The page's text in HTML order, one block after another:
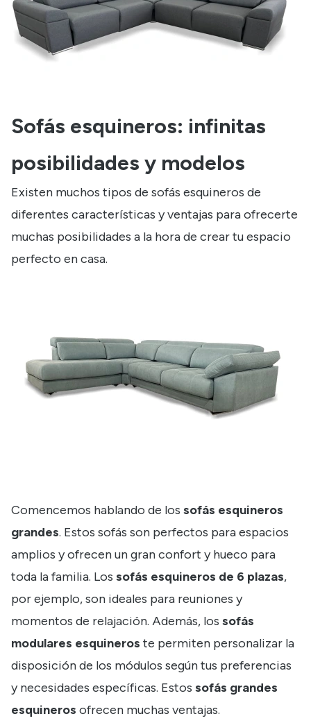
Sofás esquineros: infinitas
posibilidades y modelos
Existen muchos tipos de sofás esquineros de
diferentes características y ventajas para ofrecerte
muchas posibilidades a la hora de crear tu espacio
perfecto en casa.
Comencemos hablando de los sofás esquineros
grandes. Estos sofás son perfectos para espacios
amplios y ofrecen un gran confort y hueco para
toda la familia. Los sofás esquineros de 6 plazas,
por ejemplo, son ideales para reuniones y
momentos de relajación. Además, los sofás
modulares esquineros te permiten personalizar la
disposición de los módulos según tus preferencias
y necesidades específicas. Estos sofás grandes
esquineros ofrecen muchas ventajas.